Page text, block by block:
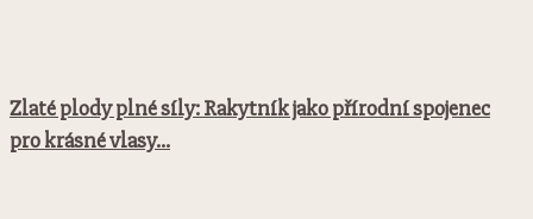
Zlaté plody plné síly: Rakytník jako přírodní spojenec
pro krásné vlasy...